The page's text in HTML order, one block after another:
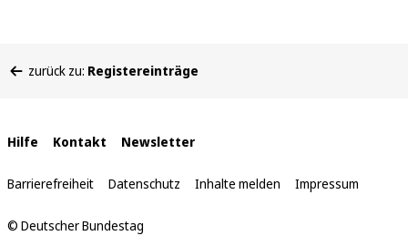
befinden
zurück zu: Registereinträge
Interne
Links
Hilfe Kontakt Newsletter
Barrierefreiheit Datenschutz Inhalte melden Impressum
© Deutscher Bundestag